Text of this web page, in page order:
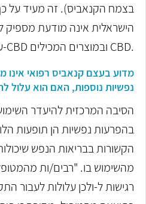
בצמח הקנאביס). זה מעיד על
הישראלית אינה מודעת מספיק
עשירות ב-CBD CBD.
מדוע בעצם קנאביס רפואי
נפשיות נוספות, האם הוא עלול
הסיבה המרכזית להיעדר
בהפרעות נפשיות הן תופעות
הקשורות בבריאות הנפש
מהשימוש בו. "רבים/ות
רגישות ל-